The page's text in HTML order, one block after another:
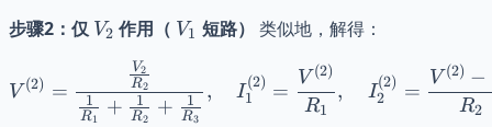
步骤2：仅 V_2
V2 作用（ V_1
V1 短路） 类似地，解得：
V^{(2)} =
V (2) =
R1
1 + R2
1 + R3
1
R2
V2
, I1
(2) =
R1
V (2)
, I2
(2) =
R2
V (2) −